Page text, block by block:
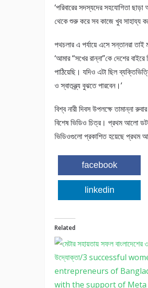
‘পরিবারের সদস্যদের সহযোগিতা
থেকে শুরু করে সব কাজে খুব সাহায্য
পথচলার এ পর্যায়ে এসে সন্তানরা
‘আমার “সখের রান্না”কে দেশের
পাঠিয়েছি। যদিও এটা ছিল
ও স্বাতন্ত্র্য বুঝতে পারবেন।’
বিশ্ব নারী দিবস উপলক্ষে তামান্না
বিশেষ ভিডিও চিত্র। প্রথম আলো
ভিডিওগুলো প্রকাশিত হয়েছে
facebook
linkedin
Related